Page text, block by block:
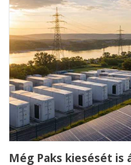
Még Paks kiesését is